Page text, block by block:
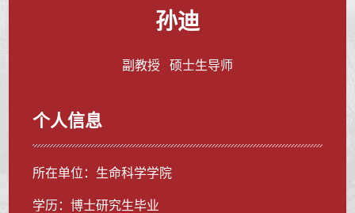
孙迪
副教授 硕士生导师
个人信息
所在单位：生命科学学院
学历：博士研究生毕业